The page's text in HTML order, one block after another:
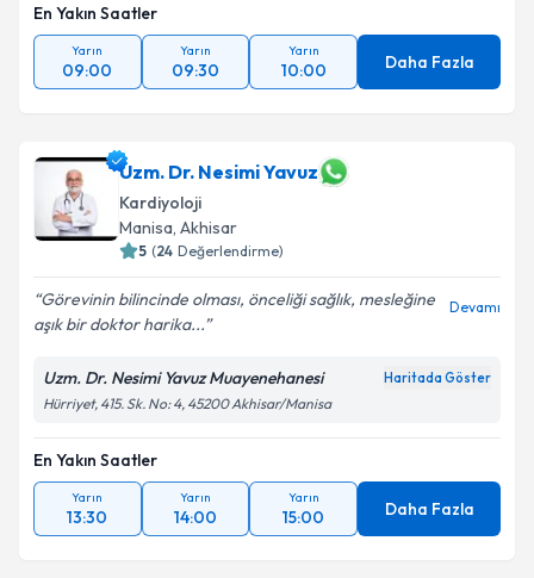
Takvim Talebini Gönder
En Yakın Saatler
Yarın
09:00
Yarın
09:30
Yarın
10:00 Daha Fazla
Uzm. Dr. Nesimi Yavuz
Kardiyoloji
Manisa, Akhisar
5 (24 Değerlendirme)
Görevinin bilincinde olması, önceliği sağlık, mesleğine
aşık bir doktor harika...
Devamı
Uzm. Dr. Nesimi Yavuz Muayenehanesi Haritada Göster
Hürriyet, 415. Sk. No: 4, 45200 Akhisar/Manisa
En Yakın Saatler
Yarın
13:30
Yarın
14:00
Yarın
15:00 Daha Fazla